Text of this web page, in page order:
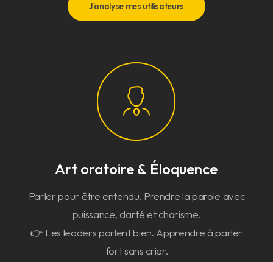
J’analyse mes utilisateurs
Art oratoire & Éloquence
Parler pour être entendu. Prendre la parole avec
puissance, clarté et charisme.
👉 Les leaders parlent bien. Apprendre à parler
fort sans crier.